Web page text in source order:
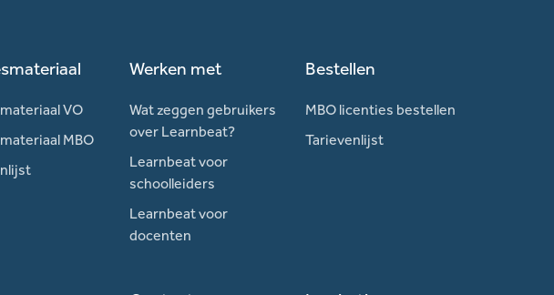
VO
MBO
Werken met
Wat zeggen gebruikers
over Learnbeat?
Learnbeat voor
schoolleiders
Learnbeat voor
docenten
Bestellen
MBO licenties bestellen
Tarievenlijst